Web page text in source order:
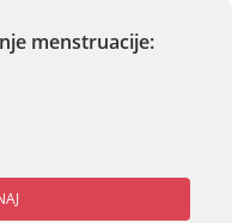
menstruacije: